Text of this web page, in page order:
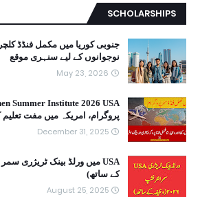
SCHOLARSHIPS
نوجوانوں کے لیے سنہری موقع
May 23, 2026
پروگرام، امریکہ میں مفت تعلیم
December 31, 2025
کے ساتھ)
August 25, 2025